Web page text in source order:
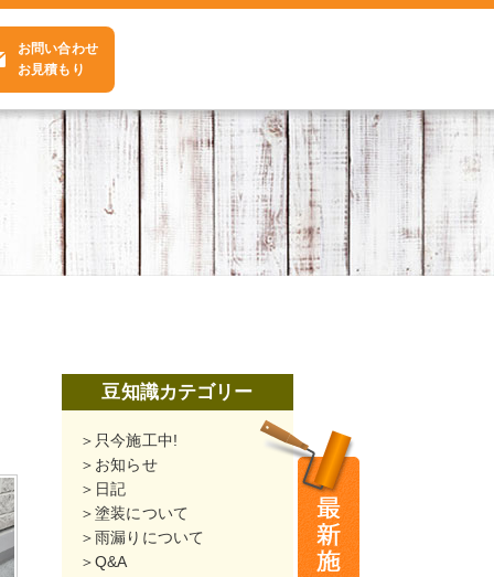
お問い合わせ
お見積もり
豆知識カテゴリー
只今施工中!
お知らせ
日記
塗装について
雨漏りについて
Q&A